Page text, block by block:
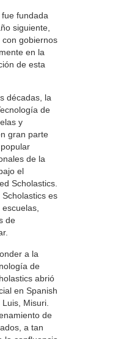
fundada
siguiente,
gobiernos
en la
de esta
décadas, la
de
y
gran parte
de la
el
Scholastics.
es
de
a la
de
abrió
en Spanish
Misuri.
de
a tan